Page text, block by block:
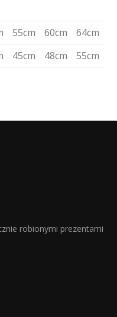
55cm 60cm
64cm
45cm 48cm 55cm
robionymi prezentami